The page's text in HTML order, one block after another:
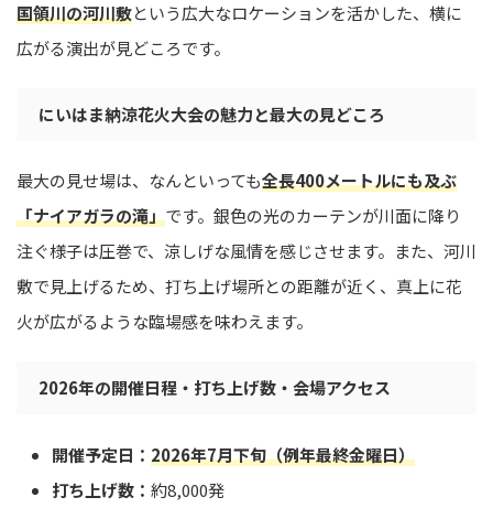
国領川の河川敷という広大なロケーションを活かした、横に
広がる演出が見どころです。
にいはま納涼花火大会の魅力と最大の見どころ
最大の見せ場は、なんといっても全長400メートルにも及ぶ
「ナイアガラの滝」です。銀色の光のカーテンが川面に降り
注ぐ様子は圧巻で、涼しげな風情を感じさせます。また、河川
敷で見上げるため、打ち上げ場所との距離が近く、真上に花
火が広がるような臨場感を味わえます。
2026年の開催日程・打ち上げ数・会場アクセス
開催予定日： 2026年7月下旬（例年最終金曜日）
打ち上げ数： 約8,000発